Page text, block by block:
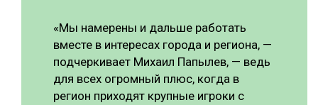
«Мы намерены и дальше работать
вместе в интересах города и региона, —
подчеркивает Михаил Папылев, — ведь
для всех огромный плюс, когда в
регион приходят крупные игроки с